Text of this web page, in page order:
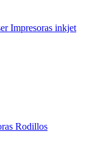
Impresoras inkjet
Rodillos